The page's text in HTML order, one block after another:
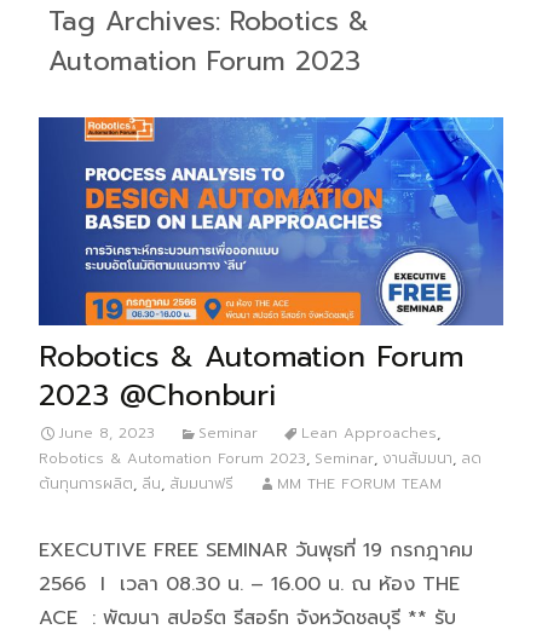
Tag Archives: Robotics &
Automation Forum 2023
Robotics & Automation Forum
2023 @Chonburi
June 8, 2023 Seminar Lean Approaches,
Robotics & Automation Forum 2023, Seminar, งานสัมมนา, ลด
ต้นทุนการผลิต, ลีน, สัมมนาฟรี MM THE FORUM TEAM
EXECUTIVE FREE SEMINAR วันพุธที่ 19 กรกฎาคม
2566 I เวลา 08.30 น. – 16.00 น. ณ ห้อง THE
ACE : พัฒนา สปอร์ต รีสอร์ท จังหวัดชลบุรี ** รับ